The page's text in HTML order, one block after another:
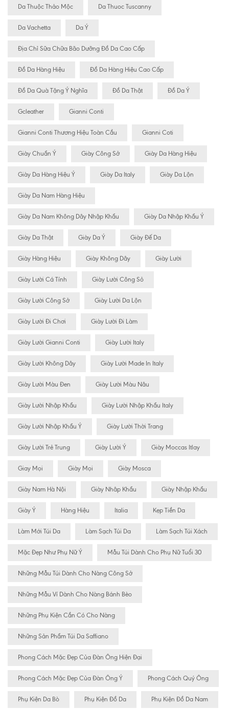
Da Thuộc Thảo Mộc Da Thuoc Tuscanny
Da Vachetta Da Ý
Địa Chỉ Sữa Chữa Bão Dưỡng Đồ Da Cao Cấp
Đồ Da Hàng Hiệu Đồ Da Hàng Hiệu Cao Cấp
Đồ Da Quà Tặng Ý Nghĩa Đồ Da Thật Đồ Da Ý
Gcleather Gianni Conti
Gianni Conti Thương Hiệu Toàn Cầu Gianni Coti
Giày Chuẩn Ý Giày Công Sở Giày Da Hàng Hiệu
Giày Da Hàng Hiệu Ý Giày Da Italy Giày Da Lộn
Giày Da Nam Hàng Hiệu
Giày Da Nam Không Dây Nhập Khẩu Giày Da Nhập Khẩu Ý
Giày Da Thật Giày Da Ý Giày Đế Da
Giày Hàng Hiệu Giày Không Dây Giày Lười
Giày Lười Cá Tính Giày Lười Công Sỏ
Giày Lười Công Sở Giày Lười Da Lộn
Giày Lười Đi Chơi Giày Lười Đi Làm
Giày Lười Gianni Conti Giày Lười Italy
Giày Lười Không Dây Giày Lười Made In Italy
Giày Lười Màu Đen Giày Lười Màu Nâu
Giày Lười Nhập Khẩu Giày Lười Nhập Khẩu Italy
Giày Lười Nhập Khẩu Ý Giày Lười Thời Trang
Giày Lười Trẻ Trung Giày Lười Ý Giày Moccas Itlay
Giay Mọi Giày Mọi Giày Mosca
Giày Nam Hà Nội Giày Nhâp Khẩu Giày Nhập Khẩu
Giày Ý Hàng Hiệu Italia Kẹp Tiền Da
Làm Mới Túi Da Làm Sạch Túi Da Làm Sạch Túi Xách
Mặc Đẹp Như Phụ Nữ Ý Mẫu Túi Dành Cho Phụ Nữ Tuổi 30
Những Mẫu Túi Dành Cho Nàng Công Sở
Những Mẫu Ví Dành Cho Nàng Bánh Bèo
Những Phụ Kiện Cần Có Cho Nàng
Những Sản Phẩm Túi Da Saffiano
Phong Cách Mặc Đẹp Của Đàn Ông Hiện Đại
Phong Cách Mặc Đẹp Của Đàn Ông Ý Phong Cách Quý Ông
Phụ Kiện Da Bò Phụ Kiện Đồ Da Phụ Kiện Đồ Da Nam